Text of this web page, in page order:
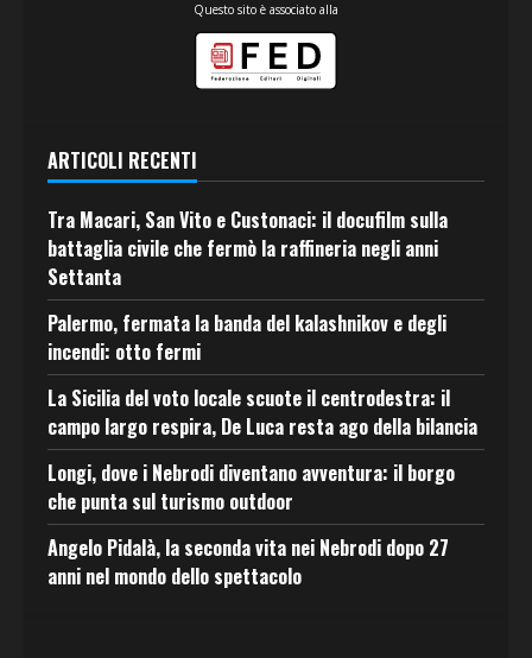
Questo sito è associato alla
ARTICOLI RECENTI
Tra Macari, San Vito e Custonaci: il docufilm sulla
battaglia civile che fermò la raffineria negli anni
Settanta
Palermo, fermata la banda del kalashnikov e degli
incendi: otto fermi
La Sicilia del voto locale scuote il centrodestra: il
campo largo respira, De Luca resta ago della bilancia
Longi, dove i Nebrodi diventano avventura: il borgo
che punta sul turismo outdoor
Angelo Pidalà, la seconda vita nei Nebrodi dopo 27
anni nel mondo dello spettacolo